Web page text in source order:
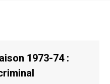
1973-74 :